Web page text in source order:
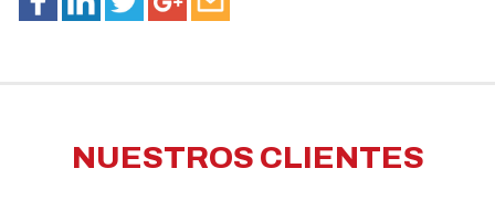
NUESTROS CLIENTES